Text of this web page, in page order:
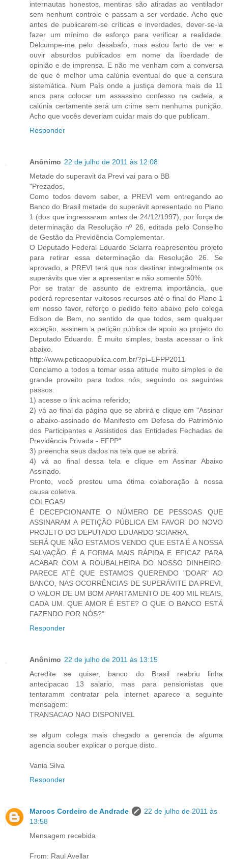
internautas honestos, mentiras são atiradas ao ventilador
sem nenhum controle e passam a ser verdade. Acho que
antes de publicarem-se críticas e inverdades, dever-se-ia
fazer um mínimo de esforço para verificar a realidade.
Delcumpe-me pelo desabafo, mas estou farto de ver e
ouvir absurdos publicados em nome da liberdade de
opinião e de imprensa. E não me venham com a conversa
de que é melhor uma calúnia eventual do que a censura
sistemática. Num País onde a justiça demora mais de 11
anos para colocar um assassino confesso na cadeia, a
calúnia certamente será um crime sem nenhuma punição.
Acho que vocês deveriam cuidar mais do que publicam.
Responder
Anônimo 22 de julho de 2011 às 12:08
Metade do superavit da Previ vai para o BB
"Prezados,
Como todos devem saber, a PREVI vem entregando ao
Banco do Brasil metade do superávit apresentado no Plano
1 (dos que ingressaram antes de 24/12/1997), por força de
determinação da Resolução nº 26, editada pelo Conselho
de Gestão da Previdência Complementar.
O Deputado Federal Eduardo Sciarra reapresentou projeto
para retirar essa determinação da Resolução 26. Se
aprovado, a PREVI terá que nos destinar integralmente os
superávits que vier a apresentar e não somente 50%.
Por se tratar de assunto de extrema importância, que
poderá representar vultosos recursos até o final do Plano 1
em nosso favor, reforço o pedido feito abaixo pelo colega
Edison de Bem, no sentido de que todos, sem qualquer
exceção, assinem a petição pública de apoio ao projeto do
Deputado Eduardo. É muito simples, basta acessar o link
abaixo.
http://www.peticaopublica.com.br/?pi=EFPP2011
Conclamo a todos a tomar essa atitude muito simples e de
grande proveito para todos nós, seguindo os seguintes
passos:
1) acesse o link acima referido;
2) vá ao final da página que se abrirá e clique em "Assinar
o abaixo-assinado do Manifesto em Defesa do Patrimônio
dos Participantes e Assistidos das Entidades Fechadas de
Previdência Privada - EFPP"
3) preencha seus dados na tela que se abrirá.
4) vá ao final dessa tela e clique em Assinar Abaixo
Assinado.
Pronto, você prestou uma ótima colaboração à nossa
causa coletiva.
COLEGAS!
É DECEPCIONANTE O NÚMERO DE PESSOAS QUE
ASSINARAM A PETIÇÃO PÚBLICA EM FAVOR DO NOVO
PROJETO DO DEPUTADO EDUARDO SCIARRA.
SERÁ QUE NÃO ESTAMOS VENDO QUE ESTA É A NOSSA
SALVAÇÃO. É A FORMA MAIS RÁPIDA E EFICAZ PARA
ACABAR COM A ROUBALHEIRA DO NOSSO DINHEIRO.
PARECE ATÉ QUE ESTAMOS QUERENDO "DOAR" AO
BANCO, NAS OCORRÊNCIAS DE SUPERÁVITE DA PREVI,
O VALOR DE UM BOM APARTAMENTO DE 400 MIL REAIS,
CADA UM. QUE AMOR É ESTE? O QUE O BANCO ESTÁ
FAZENDO POR NÓS?"
Responder
Anônimo 22 de julho de 2011 às 13:15
Acredite se quiser, banco do Brasil reabriu linha
antecipacao 13 salario, mas para pensionistas que
tentaramm contratar pela internet aparece a seguinte
mensagem:
TRANSACAO NAO DISPONIVEL
se algum colega mais chegado a gerencia de alguma
agencia souber explicar o porque disto.
Vania Silva
Responder
Marcos Cordeiro de Andrade
22 de julho de 2011 às
13:58
Mensagem recebida
From: Raul Avellar